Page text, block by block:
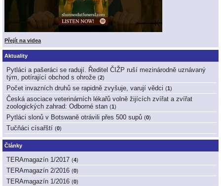
Přejít na videa
Aktuality
Pytláci a pašeráci se radují. Ředitel ČIŽP ruší mezinárodně uznávaný
tým, potírající obchod s ohrože (2)
Počet invazních druhů se rapidně zvyšuje, varují vědci (1 )
Česká asociace veterinárních lékařů volně žijících zvířat a zvířat
zoologických zahrad: Odborné stan (1 )
Pytláci slonů v Botswaně otrávili přes 500 supů (0)
Tučňáci císařští (0)
Články
TERAmagazín 1/2017 (4)
TERAmagazín 2/2016 (0)
TERAmagazín 1/2016 (0)